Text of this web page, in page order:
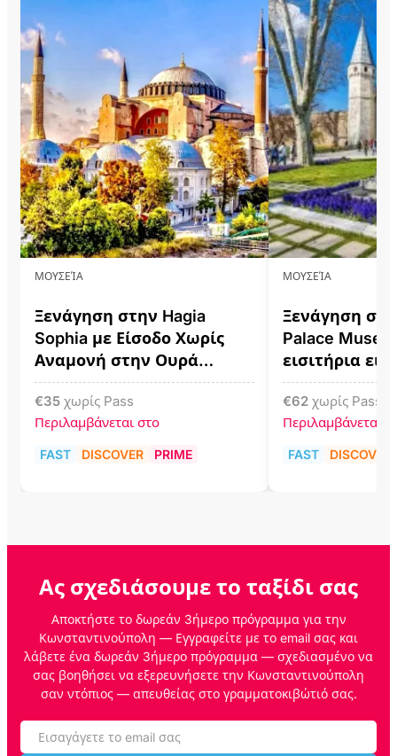
ΜΟΥΣΕΊΑ
Ξενάγηση στην Hagia
Sophia με Είσοδο Χωρίς
Αναμονή στην Ουρά
Εισιτηρίων
€35 χωρίς Pass
Περιλαμβάνεται στο
FAST DISCOVER PRIME
ΜΟΥΣΕΊΑ
Ξενάγηση
Palace
εισιτήρια
€62 χωρίς Pass
Περιλαμβάνεται
FAST DISCOVER
Ας σχεδιάσουμε το ταξίδι σας
Αποκτήστε το δωρεάν 3ήμερο πρόγραμμα για την
Κωνσταντινούπολη — Εγγραφείτε με το email σας και
λάβετε ένα δωρεάν 3ήμερο πρόγραμμα — σχεδιασμένο να
σας βοηθήσει να εξερευνήσετε την Κωνσταντινούπολη
σαν ντόπιος — απευθείας στο γραμματοκιβώτιό σας.